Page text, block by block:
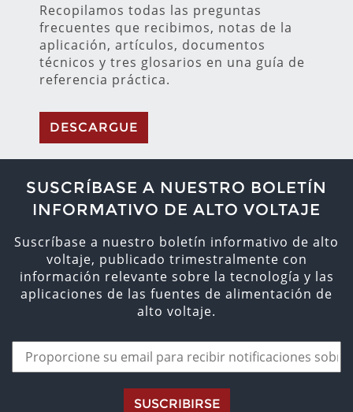
Recopilamos todas las preguntas
frecuentes que recibimos, notas de la
aplicación, artículos, documentos
técnicos y tres glosarios en una guía de
referencia práctica.
DESCARGUE
SUSCRÍBASE A NUESTRO BOLETÍN
INFORMATIVO DE ALTO VOLTAJE
Suscríbase a nuestro boletín informativo de alto
voltaje, publicado trimestralmente con
información relevante sobre la tecnología y las
aplicaciones de las fuentes de alimentación de
alto voltaje.
SUSCRIBIRSE